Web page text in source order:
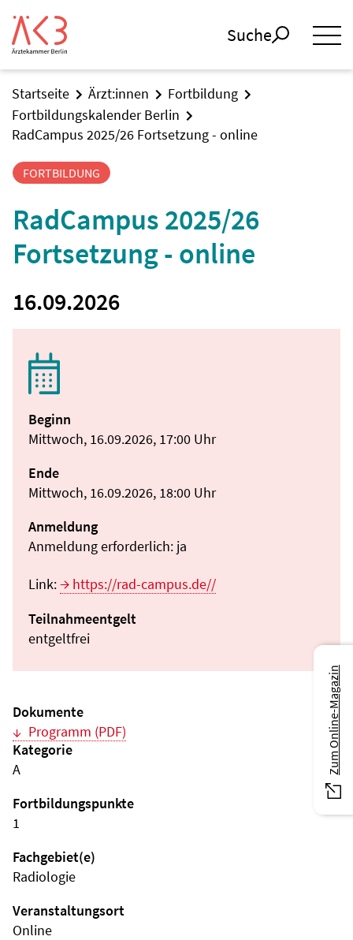
Suche
Startseite Ärzt:innen
Fortbildung
Fortbildungskalender Berlin
RadCampus 2025/26 Fortsetzung - online
FORTBILDUNG
RadCampus 2025/26
Fortsetzung - online
16.09.2026
Beginn
Mittwoch, 16.09.2026, 17:00 Uhr
Ende
Mittwoch, 16.09.2026, 18:00 Uhr
Anmeldung
Anmeldung erforderlich: ja
Link:
https://rad-campus.de//
Teilnahmeentgelt
entgeltfrei
Dokumente
Programm (PDF)
Kategorie
A
Fortbildungspunkte
1
Fachgebiet(e)
Radiologie
Veranstaltungsort
Online
Zum Online-Magazin